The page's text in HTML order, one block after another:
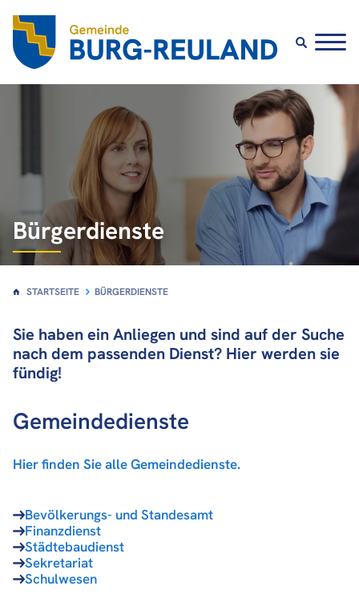
Bürgerdienste
STARTSEITE BÜRGERDIENSTE
Sie haben ein Anliegen und sind auf der Suche
nach dem passenden Dienst? Hier werden sie
fündig!
Gemeindedienste
Hier finden Sie alle Gemeindedienste.
Bevölkerungs- und Standesamt
Finanzdienst
Städtebaudienst
Sekretariat
Schulwesen
Startseite
Unsere Gemeinde
Bürgerdienste
Lokales Leben
Tourismus